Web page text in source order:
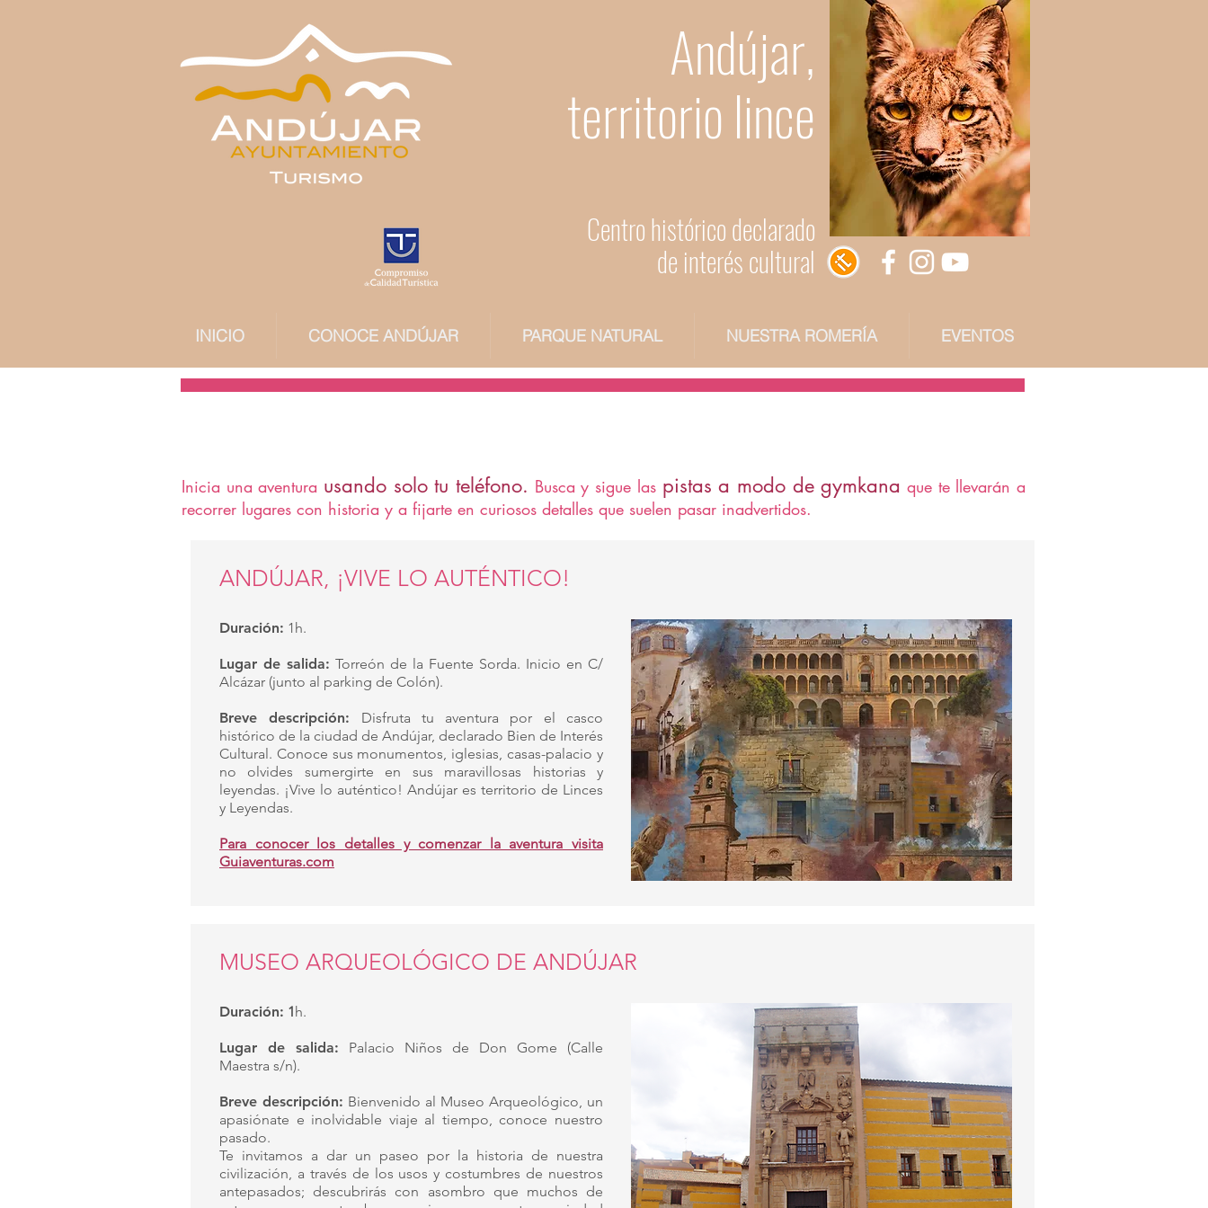
Andújar,
territorio lince
Centro histórico declarado
de interés cultural
INICIO CONOCE ANDÚJAR PARQUE NATURAL NUESTRA ROMERÍA EVENTOS
Inicia una aventura usando solo tu teléfono. Busca y sigue las pistas a modo de gymkana que te llevarán a
recorrer lugares con historia y a fijarte en curiosos detalles que suelen pasar inadvertidos.
ANDÚJAR, ¡VIVE LO AUTÉNTICO!
Duración: 1h.
Lugar de salida: Torreón de la Fuente Sorda. Inicio en C/
Alcázar (junto al parking de Colón).
Breve descripción: Disfruta tu aventura por el casco
histórico de la ciudad de Andújar, declarado Bien de Interés
Cultural. Conoce sus monumentos, iglesias, casas-palacio y
no olvides sumergirte en sus maravillosas historias y
leyendas. ¡Vive lo auténtico! Andújar es territorio de Linces
y Leyendas.
Para conocer los detalles y comenzar la aventura visita
Guiaventuras.com
MUSEO ARQUEOLÓGICO DE ANDÚJAR
Duración: 1h.
Lugar de salida: Palacio Niños de Don Gome (Calle
Maestra s/n).
Breve descripción: Bienvenido al Museo Arqueológico, un
apasiónate e inolvidable viaje al tiempo, conoce nuestro
pasado.
Te invitamos a dar un paseo por la historia de nuestra
civilización, a través de los usos y costumbres de nuestros
antepasados; descubrirás con asombro que muchos de